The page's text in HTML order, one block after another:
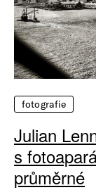
fotografie
Julian
s
průměrné